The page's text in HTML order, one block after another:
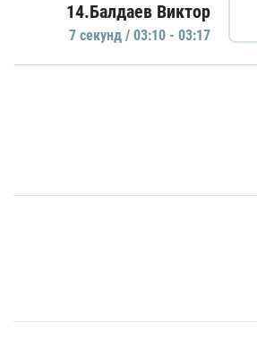
14.Балдаев Виктор
7 секунд / 03:10 - 03:17